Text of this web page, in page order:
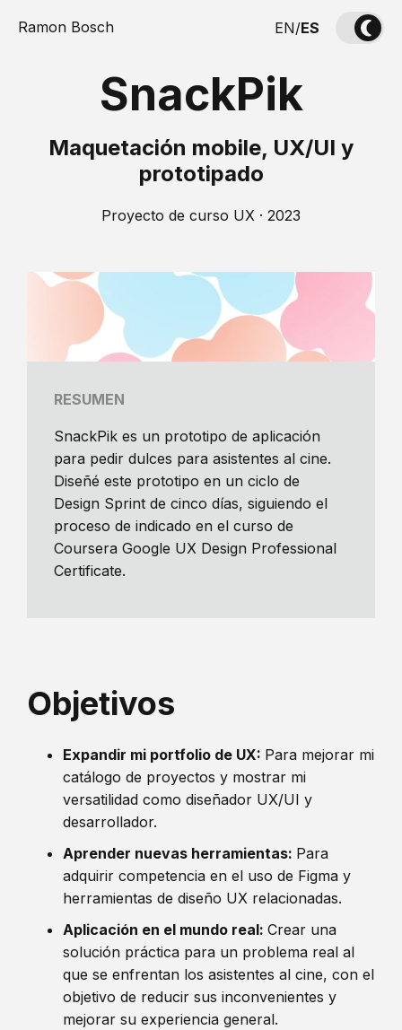
Ramon Bosch EN/ES
SnackPik
Maquetación mobile, UX/UI y
prototipado
Proyecto de curso UX · 2023
RESUMEN
SnackPik es un prototipo de aplicación
para pedir dulces para asistentes al cine.
Diseñé este prototipo en un ciclo de
Design Sprint de cinco días, siguiendo el
proceso de indicado en el curso de
Coursera Google UX Design Professional
Certificate.
Objetivos
Expandir mi portfolio de UX: Para mejorar mi
catálogo de proyectos y mostrar mi
versatilidad como diseñador UX/UI y
desarrollador.
Aprender nuevas herramientas: Para
adquirir competencia en el uso de Figma y
herramientas de diseño UX relacionadas.
Aplicación en el mundo real:Crear una
solución práctica para un problema real al
que se enfrentan los asistentes al cine, con el
objetivo de reducir sus inconvenientes y
mejorar su experiencia general.